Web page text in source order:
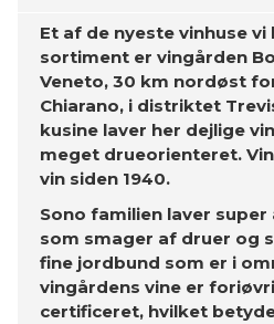
Et af de nyeste vinhuse
sortiment er vingården
Veneto, 30 km nordøst
Chiarano, i distriktet
kusine laver her dejlige
meget drueorienteret.
vin siden 1940.
Sono familien laver
som smager af druer og
fine jordbund som er i
vingårdens vine er
certificeret, hvilket